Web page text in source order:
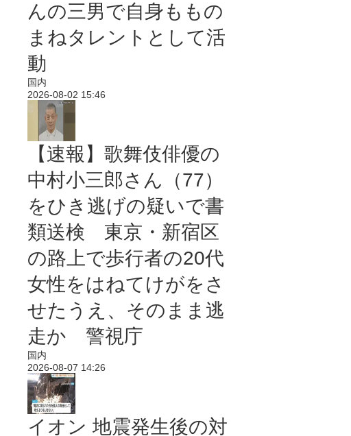
んの三男で自身ももの
まねタレントとして活
動
国内
2026-08-02 15:46
【速報】歌舞伎俳優の
中村小三郎さん（77）
をひき逃げの疑いで書
類送検 東京・新宿区
の路上で歩行者の20代
女性をはねてけがをさ
せたうえ、そのまま逃
走か 警視庁
国内
2026-08-07 14:26
イオン 地震発生後の対